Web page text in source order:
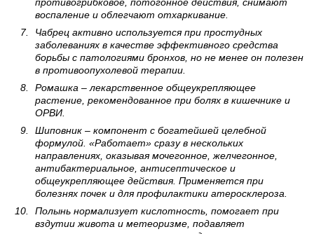
противогрибковое, потогонное действия, снимают
воспаление и облегчают отхаркивание.
Чабрец активно используется при простудных
заболеваниях в качестве эффективного средства
борьбы с патологиями бронхов, но не менее он полезен
в противоопухолевой терапии.
Ромашка – лекарственное общеукрепляющее
растение, рекомендованное при болях в кишечнике и
ОРВИ.
Шиповник – компонент с богатейшей целебной
формулой. «Работает» сразу в нескольких
направлениях, оказывая мочегонное, желчегонное,
антибактериальное, антисептическое и
общеукрепляющее действия. Применяется при
болезнях почек и для профилактики атеросклероза.
Полынь нормализует кислотность, помогает при
вздутии живота и метеоризме, подавляет